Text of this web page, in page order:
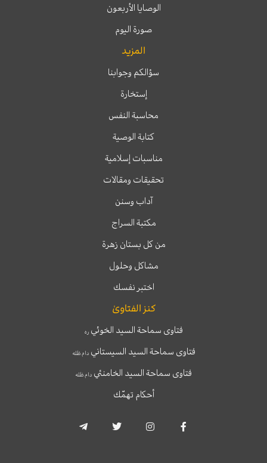
الوصايا الأربعون
صورة اليوم
المزيد
سؤالكم وجوابنا
إستخارة
محاسبة النفس
كتابة الوصية
مناسبات إسلامية
تحقيقات ومقالات
آداب وسنن
مكتبة السراج
من كل بستان زهرة
مشاكل وحلول
اختبر نفسك
كنز الفتاوىٰ
فتاوى سماحة السيد الخوئيره
فتاوى سماحة السيد السيستانيدام ظله
فتاوى سماحة السيد الخامنئي دام ظله
أحكام تهمّك
a
c
s
i
l